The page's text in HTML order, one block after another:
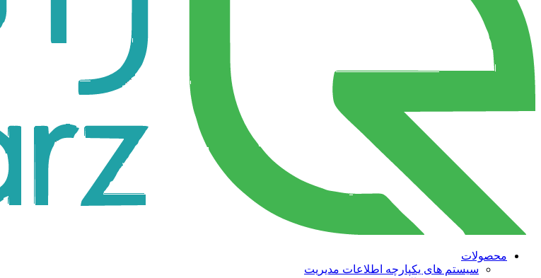
محصولات
سیستم های یکپارچه اطلاعات مدیریت